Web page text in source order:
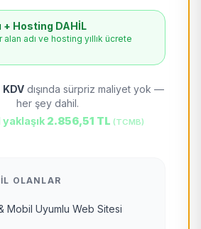
+ Hosting DAHİL
alan adı ve hosting yıllık ücrete
KDV dışında sürpriz maliyet yok —
her şey dahil.
2.856,51 TL (TCMB)
OLANLAR
Mobil Uyumlu Web Sitesi